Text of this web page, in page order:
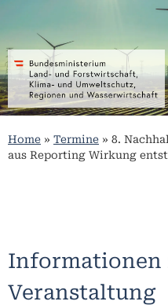
Home » Termine » 8.
aus Reporting Wirkung
Informationen
Veranstaltung